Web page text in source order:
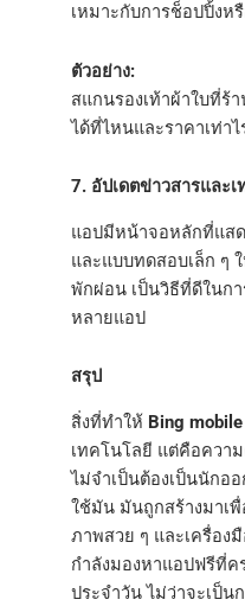
เหมาะกับการช็อปปิ้งห
ตัวอย่าง:
สแกนรองเท้าผ้าใบที่ร้
ได้ที่ไหนและราคาเท่าไ
7. อัปเดตข่าวสารและ
แอปมีหน้าจอหลักที่แสด
และแบบทดสอบเล็ก ๆ
พักผ่อน เป็นวิธีที่ดีในก
หลายแอป
สรุป
สิ่งที่ทำให้ Bing
เทคโนโลยี แต่คือควา
ไม่จำเป็นต้องเป็นนักอ
ใช้มัน มันถูกสร้างมาเ
ภาพสวย ๆ และเครื่อง
กำลังมองหาแอปฟรีที่ค
ประจำวัน ไม่ว่าจะเป็น